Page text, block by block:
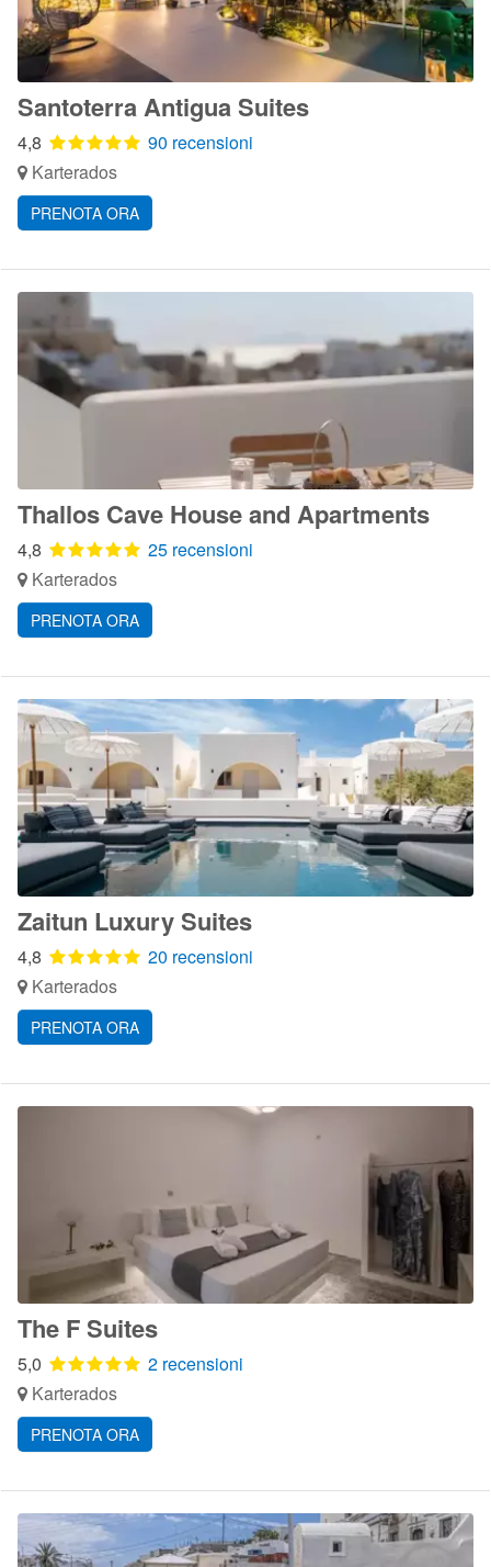
Santoterra Antigua Suites
4,8
90 recensioni
Karterados
PRENOTA ORA
Thallos Cave House and Apartments
4,8
25 recensioni
Karterados
PRENOTA ORA
Zaitun Luxury Suites
4,8
20 recensioni
Karterados
PRENOTA ORA
The F Suites
5,0
2 recensioni
Karterados
PRENOTA ORA